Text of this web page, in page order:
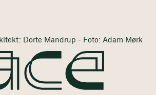
Dorte Mandrup - Foto: Adam Mørk